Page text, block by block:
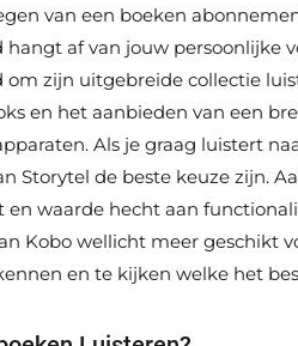
van een boeken
af van jouw persoonlijke
zijn uitgebreide collectie
en het aanbieden van een
Als je graag luistert
Storytel de beste keuze zijn.
en waarde hecht aan
Kobo wellicht meer geschikt
en te kijken welke het